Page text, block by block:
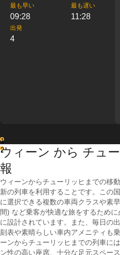
最も早い
09:28
最も遅い
11:28
出発
4
1
2
ウィーン から チュ
報
ウィーンからチューリッヒまでの移
新の列車を利用することです。この
に選択できる複数の車両クラスや素
間) など乗客が快適な旅をするため
に設計されています。また、毎日の
刻表や素晴らしい車内アメニティも
ーンからチューリッヒまでの列車に
ン性の高い座席、十分な足元スペー